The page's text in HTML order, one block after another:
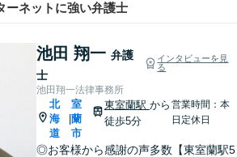
ーネットに強い弁護士
池田 翔一 弁護
士
インタビューを見
る
池田翔一法律事務所
北
海
道
|
室
蘭
市
東室蘭駅 から
徒歩5分
営業時間：本
日定休日
◎お客様から感謝の声多数【東室蘭駅5